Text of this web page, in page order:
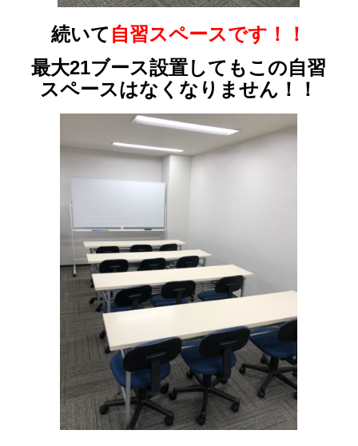
続いて 自習スペースです！！
最大21ブース設置してもこの自習
スペースはなくなりません！！